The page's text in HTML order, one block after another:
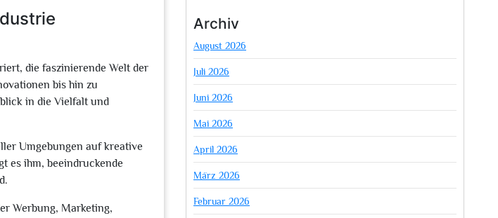
die faszinierende Welt der
bis hin zu
in die Vielfalt und
Umgebungen auf kreative
es ihm, beeindruckende
Werbung, Marketing,
Archiv
August 2026
Juli 2026
Juni 2026
Mai 2026
April 2026
März 2026
Februar 2026